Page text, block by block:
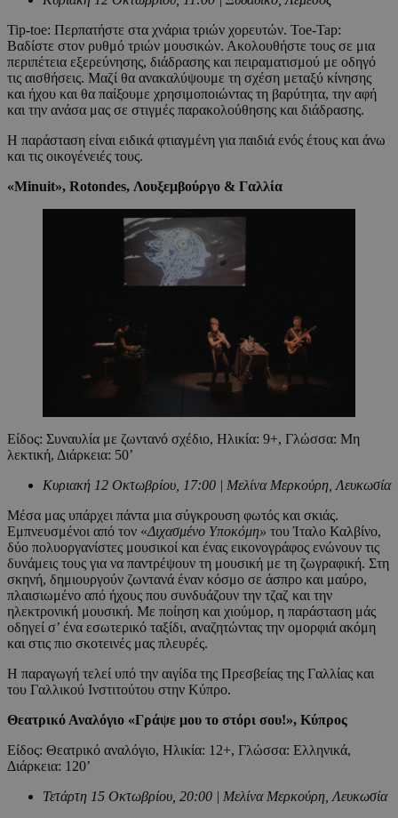
Tip-toe: Περπατήστε στα χνάρια τριών χορευτών. Toe-Tap:
Βαδίστε στον ρυθμό τριών μουσικών. Ακολουθήστε τους σε μια
περιπέτεια εξερεύνησης, διάδρασης και πειραματισμού με οδηγό
τις αισθήσεις. Μαζί θα ανακαλύψουμε τη σχέση μεταξύ κίνησης
και ήχου και θα παίξουμε χρησιμοποιώντας τη βαρύτητα, την αφή
και την ανάσα μας σε στιγμές παρακολούθησης και διάδρασης.
Η παράσταση είναι ειδικά φτιαγμένη για παιδιά ενός έτους και άνω
και τις οικογένειές τους.
«Minuit», Rotondes, Λουξεμβούργο & Γαλλία
Είδος: Συναυλία με ζωντανό σχέδιο, Ηλικία: 9+, Γλώσσα: Μη
λεκτική, Διάρκεια: 50’
Κυριακή 12 Οκτωβρίου, 17:00 | Μελίνα Μερκούρη, Λευκωσία
Μέσα μας υπάρχει πάντα μια σύγκρουση φωτός και σκιάς.
Εμπνευσμένοι από τον «Διχασμένο Υποκόμη» του Ίταλο Καλβίνο,
δύο πολυοργανίστες μουσικοί και ένας εικονογράφος ενώνουν τις
δυνάμεις τους για να παντρέψουν τη μουσική με τη ζωγραφική. Στη
σκηνή, δημιουργούν ζωντανά έναν κόσμο σε άσπρο και μαύρο,
πλαισιωμένο από ήχους που συνδυάζουν την τζαζ και την
ηλεκτρονική μουσική. Με ποίηση και χιούμορ, η παράσταση μάς
οδηγεί σ’ ένα εσωτερικό ταξίδι, αναζητώντας την ομορφιά ακόμη
και στις πιο σκοτεινές μας πλευρές.
Η παραγωγή τελεί υπό την αιγίδα της Πρεσβείας της Γαλλίας και
του Γαλλικού Ινστιτούτου στην Κύπρο.
Θεατρικό Αναλόγιο «Γράψε μου το στόρι σου!», Κύπρος
Είδος: Θεατρικό αναλόγιο, Ηλικία: 12+, Γλώσσα: Ελληνικά,
Διάρκεια: 120’
Τετάρτη 15 Οκτωβρίου, 20:00 | Μελίνα Μερκούρη, Λευκωσία